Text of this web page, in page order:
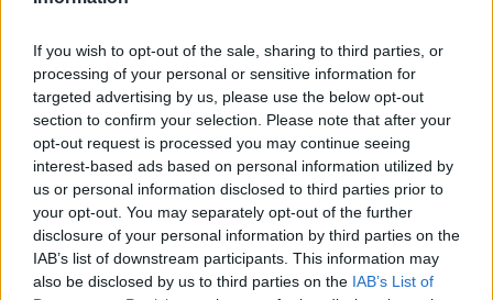
If you wish to opt-out of the sale, sharing to third parties, or
processing of your personal or sensitive information for
targeted advertising by us, please use the below opt-out
section to confirm your selection. Please note that after your
opt-out request is processed you may continue seeing
interest-based ads based on personal information utilized by
us or personal information disclosed to third parties prior to
your opt-out. You may separately opt-out of the further
disclosure of your personal information by third parties on the
IAB’s list of downstream participants. This information may
also be disclosed by us to third parties on the IAB’s List of
Något annat som sticker ut?
– En sak som man kan nämna är ju att
Countryman kommer som laddhybrid framåt
sommaren. En elmotor driver bakaxeln och
batteriet ska räcka för eldrift i upp till fyra mil,
enligt de officiella siffrorna. I verkligheten blir
väl det två-tre mil. Priset blir 375 000 kronor
innan statliga rabatter och det kan nog bli en